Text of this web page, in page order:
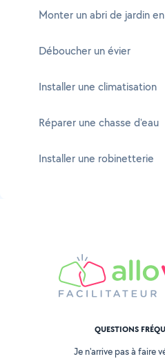
Monter un abri de jardin
Déboucher un évier
Installer une climatisation
Réparer une chasse d'eau
Installer une robinetterie
QUESTIONS
Je n'arrive pas à faire